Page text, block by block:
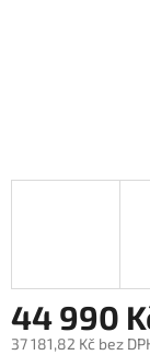
44 990
37 181,82 Kč bez